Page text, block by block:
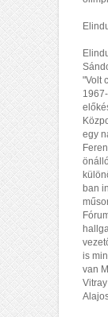
"Volt
egy
ban
is
van